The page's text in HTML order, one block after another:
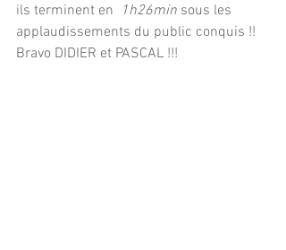
ils terminent en
1h26min sous les
applaudissements du public conquis !!
Bravo DIDIER et PASCAL !!!